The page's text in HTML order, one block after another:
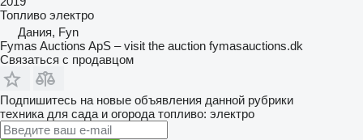
Топливо электро
Дания, Fyn
Fymas Auctions ApS – visit the auction fymasauctions.dk
Связаться с продавцом
Подпишитесь на новые объявления данной рубрики
техника для сада и огорода топливо: электро